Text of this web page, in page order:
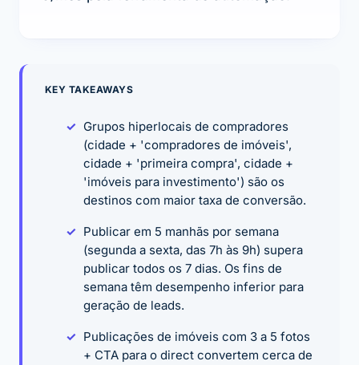
KEY TAKEAWAYS
Grupos hiperlocais de compradores
(cidade + 'compradores de imóveis',
cidade + 'primeira compra', cidade +
'imóveis para investimento') são os
destinos com maior taxa de conversão.
Publicar em 5 manhãs por semana
(segunda a sexta, das 7h às 9h) supera
publicar todos os 7 dias. Os fins de
semana têm desempenho inferior para
geração de leads.
Publicações de imóveis com 3 a 5 fotos
+ CTA para o direct convertem cerca de